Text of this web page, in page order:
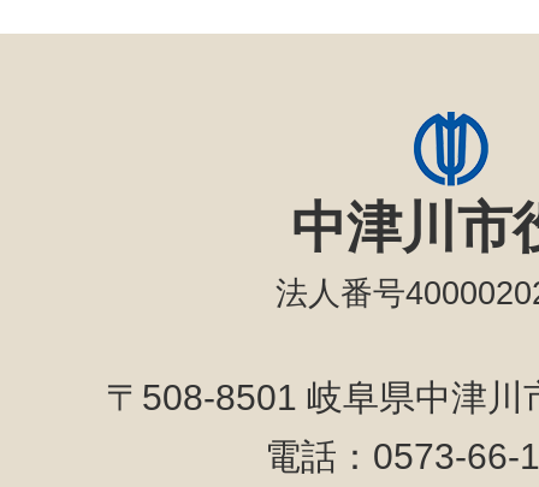
中津川市
法人番号
〒508-8501 岐阜県中津
電話：0573-